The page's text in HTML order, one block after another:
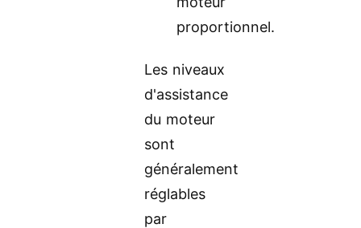
proportionnel.
Les niveaux
d'assistance
du moteur
sont
généralement
réglables
par